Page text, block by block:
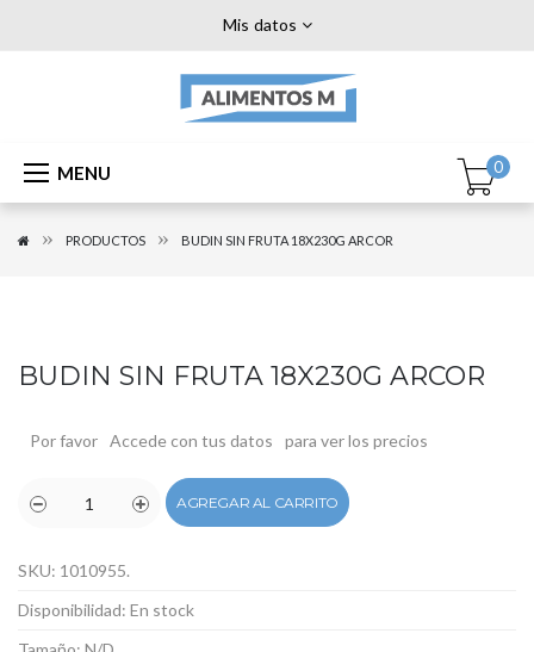
Mis datos
MENU 0
PRODUCTOS BUDIN SIN FRUTA 18X230G ARCOR
BUDIN SIN FRUTA 18X230G ARCOR
Por favor Accede con tus datos para ver los precios
AGREGAR AL CARRITO
SKU: 1010955.
Disponibilidad: En stock